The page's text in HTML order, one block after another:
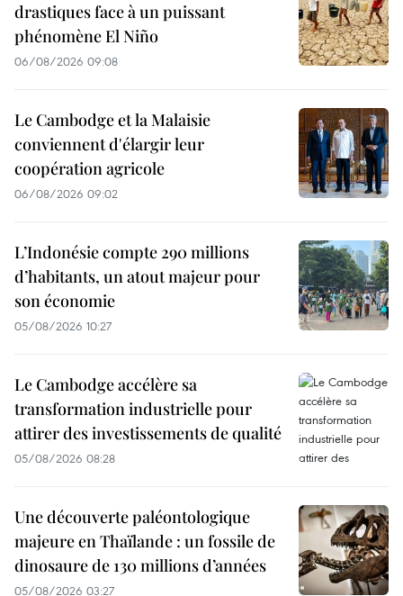
drastiques face à un puissant
phénomène El Niño
06/08/2026 09:08
Le Cambodge et la Malaisie
conviennent d'élargir leur
coopération agricole
06/08/2026 09:02
L’Indonésie compte 290 millions
d’habitants, un atout majeur pour
son économie
05/08/2026 10:27
Le Cambodge accélère sa
transformation industrielle pour
attirer des investissements de qualité
05/08/2026 08:28
Une découverte paléontologique
majeure en Thaïlande : un fossile de
dinosaure de 130 millions d’années
05/08/2026 03:27